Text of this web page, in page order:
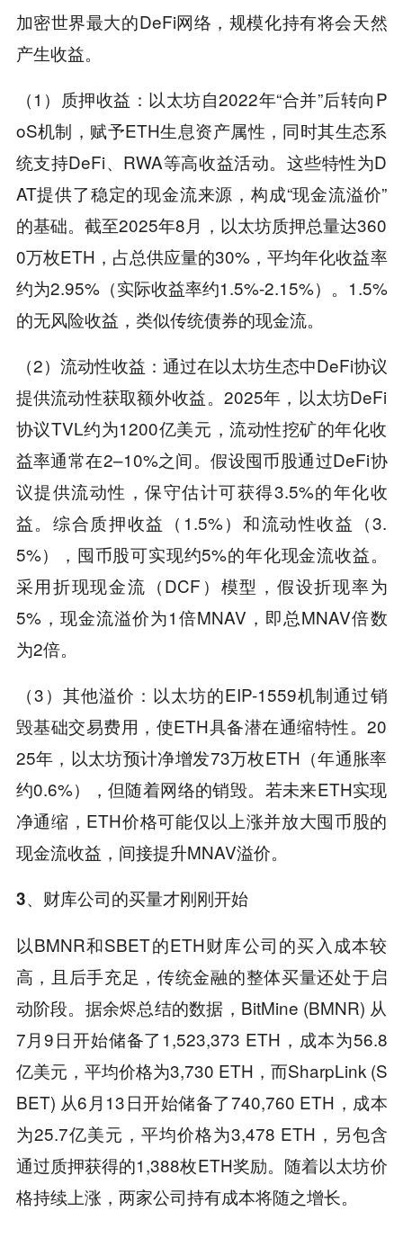
加密世界最大的DeFi网络，规模化持有将会天然
产生收益。
（1）质押收益：以太坊自2022年“合并”后转向P
oS机制，赋予ETH生息资产属性，同时其生态系
统支持DeFi、RWA等高收益活动。这些特性为D
AT提供了稳定的现金流来源，构成“现金流溢价”
的基础。截至2025年8月，以太坊质押总量达360
0万枚ETH，占总供应量的30%，平均年化收益率
约为2.95%（实际收益率约1.5%-2.15%）。1.5%
的无风险收益，类似传统债券的现金流。
（2）流动性收益：通过在以太坊生态中DeFi协议
提供流动性获取额外收益。2025年，以太坊DeFi
协议TVL约为1200亿美元，流动性挖矿的年化收
益率通常在2–10%之间。假设囤币股通过DeFi协
议提供流动性，保守估计可获得3.5%的年化收
益。综合质押收益（1.5%）和流动性收益（3.
5%），囤币股可实现约5%的年化现金流收益。
采用折现现金流（DCF）模型，假设折现率为
5%，现金流溢价为1倍MNAV，即总MNAV倍数
为2倍。
（3）其他溢价：以太坊的EIP-1559机制通过销
毁基础交易费用，使ETH具备潜在通缩特性。20
25年，以太坊预计净增发73万枚ETH（年通胀率
约0.6%），但随着网络的销毁。若未来ETH实现
净通缩，ETH价格可能仅以上涨并放大囤币股的
现金流收益，间接提升MNAV溢价。
3、财库公司的买量才刚刚开始
以BMNR和SBET的ETH财库公司的买入成本较
高，且后手充足，传统金融的整体买量还处于启
动阶段。据余烬总结的数据，BitMine (BMNR) 从
7月9日开始储备了1,523,373 ETH，成本为56.8
亿美元，平均价格为3,730 ETH，而SharpLink (S
BET) 从6月13日开始储备了740,760 ETH，成本
为25.7亿美元，平均价格为3,478 ETH，另包含
通过质押获得的1,388枚ETH奖励。随着以太坊价
格持续上涨，两家公司持有成本将随之增长。